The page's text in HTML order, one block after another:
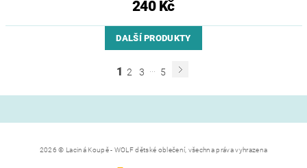
240 Kč
DALŠÍ PRODUKTY
1 2 3 5
2026 © Laciná Koupě - WOLF dětské oblečení, všechna práva vyhrazena